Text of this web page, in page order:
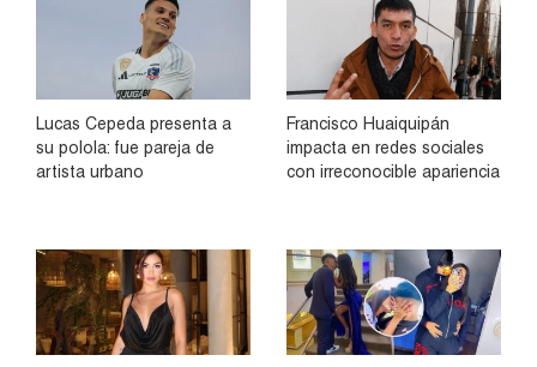
Lucas Cepeda presenta a
su polola: fue pareja de
artista urbano
Francisco Huaiquipán
impacta en redes sociales
con irreconocible apariencia